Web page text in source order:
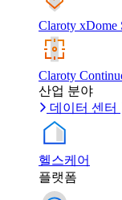
Claroty xDome
Claroty
산업 분야
데이터 센터
헬스케어
플랫폼